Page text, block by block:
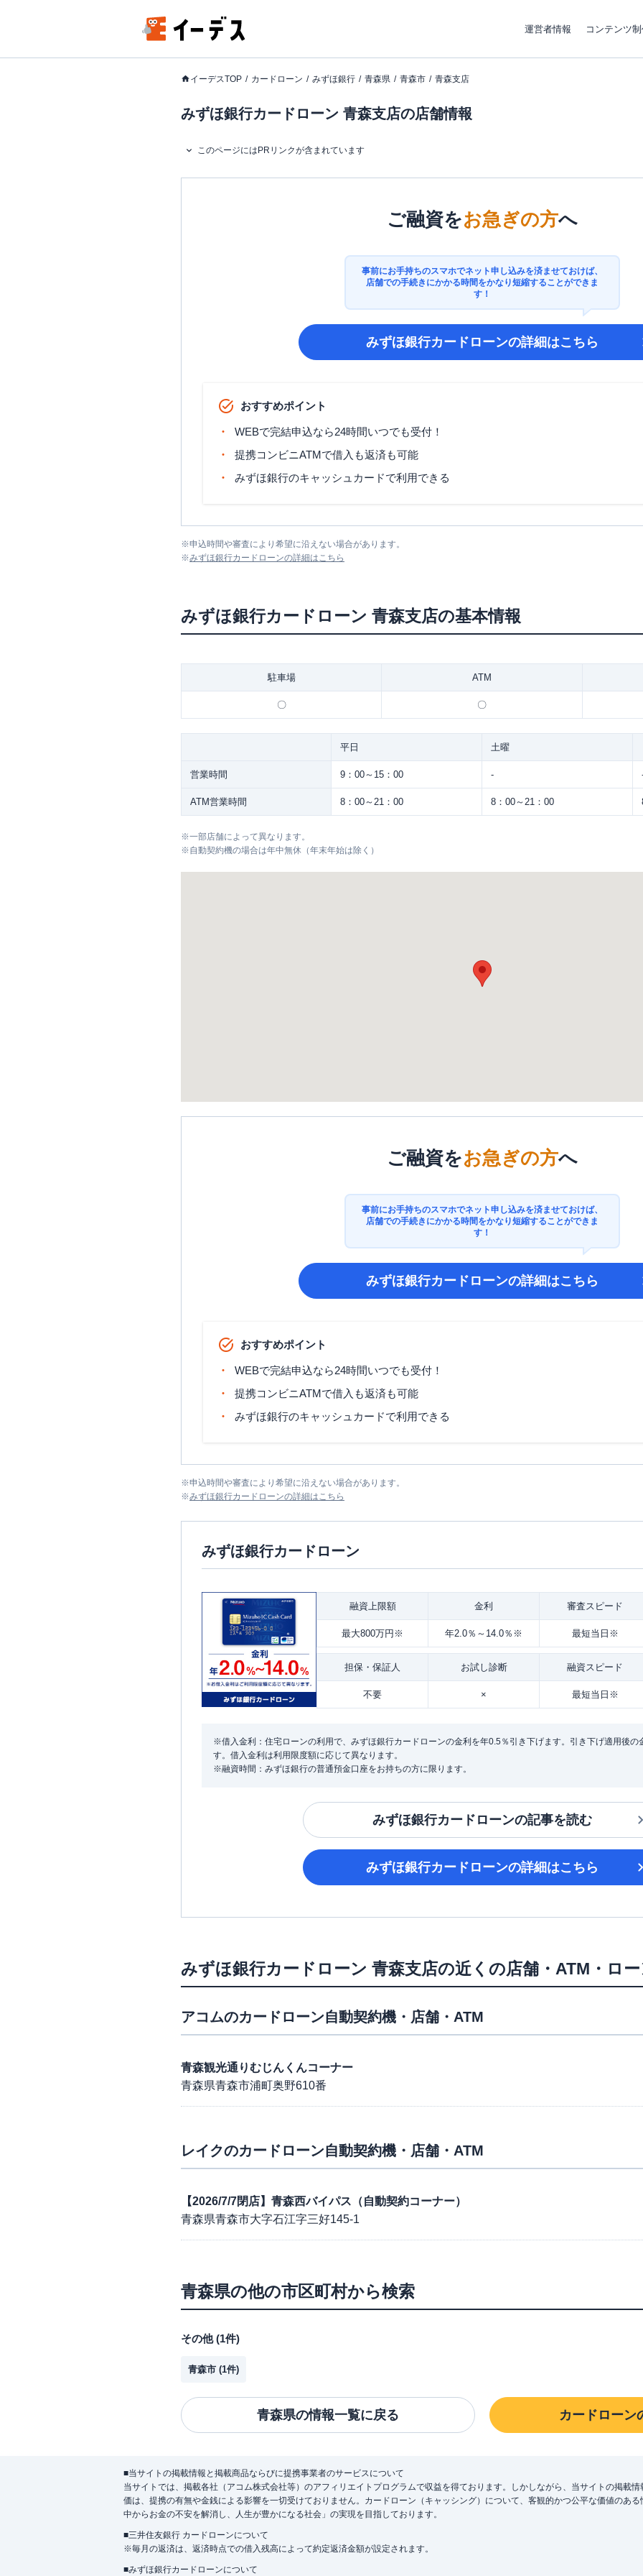
運営者情報 コンテンツ
イーデスTOP カードローン みずほ銀行 青森県 青森市 青森支店
みずほ銀行カードローン 青森支店の店舗情報
このページにはPRリンクが含まれています
ご融資をお急ぎの方へ
事前にお手持ちのスマホでネット申し込みを済ませておけば、
店舗での手続きにかかる時間をかなり短縮することができま
す！
みずほ銀行カードローンの詳細はこちら
おすすめポイント
WEBで完結申込なら24時間いつでも受付！
提携コンビニATMで借入も返済も可能
みずほ銀行のキャッシュカードで利用できる
※申込時間や審査により希望に沿えない場合があります。
※みずほ銀行カードローンの詳細はこちら
みずほ銀行カードローン 青森支店の基本情報
駐車場 ATM
〇 〇
平日 土曜
営業時間 9：00～15：00 -
ATM営業時間 8：00～21：00 8：00～21：00
※一部店舗によって異なります。
※自動契約機の場合は年中無休（年末年始は除く）
ご融資をお急ぎの方へ
事前にお手持ちのスマホでネット申し込みを済ませておけば、
店舗での手続きにかかる時間をかなり短縮することができま
す！
みずほ銀行カードローンの詳細はこちら
おすすめポイント
WEBで完結申込なら24時間いつでも受付！
提携コンビニATMで借入も返済も可能
みずほ銀行のキャッシュカードで利用できる
※申込時間や審査により希望に沿えない場合があります。
※みずほ銀行カードローンの詳細はこちら
みずほ銀行カードローン
融資上限額 金利 審査スピード
最大800万円※ 年2.0％～14.0％※ 最短当日※
担保・ 保証人 お試し診断 融資スピード
不要 × 最短当日※
※借入金利：住宅ローンの利用で、みずほ銀行カードローンの金利を年0.5％引き下げます。引き下げ適用後の
す。借入金利は利用限度額に応じて異なります。
※融資時間：みずほ銀行の普通預金口座をお持ちの方に限ります。
みずほ銀行カードローンの記事を読む
みずほ銀行カードローンの詳細はこちら
みずほ銀行カードローン 青森支店の近くの店舗・ATM・ロ
アコムのカードローン自動契約機・店舗・ATM
青森観光通りむじんくんコーナー
青森県青森市浦町奥野610番
レイクのカードローン自動契約機・店舗・ATM
【2026/7/7閉店】青森西バイパス（自動契約コーナー）
青森県青森市大字石江字三好145-1
青森県の他の市区町村から検索
その他(1件)
青森市 (1件)
青森県の情報一覧に戻る カードローン
■当サイトの掲載情報と掲載商品ならびに提携事業者のサービスについて
当サイトでは、掲載各社（アコム株式会社等）のアフィリエイトプログラムで収益を得ております。しかしながら、当サイトの掲載
価は、提携の有無や金銭による影響を一切受けておりません。カードローン（キャッシング）について、客観的かつ公平な価値のあ
中からお金の不安を解消し、人生が豊かになる社会」の実現を目指しております。
■三井住友銀行 カードローンについて
※毎月の返済は、返済時点での借入残高によって約定返済金額が設定されます。
■みずほ銀行カードローンについて